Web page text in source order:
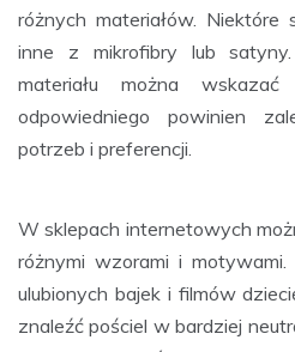
różnych materiałów. Niektóre
inne z mikrofibry lub
materiału można
odpowiedniego powinien
potrzeb i preferencji.
W sklepach internetowych
różnymi wzorami i
ulubionych bajek i filmów
znaleźć pościel w bardziej